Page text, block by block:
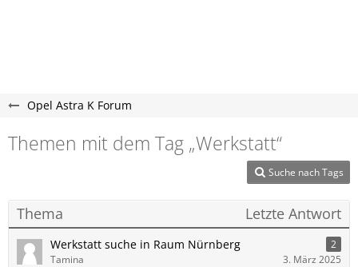
Opel Astra K Forum
Themen mit dem Tag „Werkstatt“
Suche nach Tags
Thema Letzte Antwort
Werkstatt suche in Raum Nürnberg
2
Tamina
3. März 2025